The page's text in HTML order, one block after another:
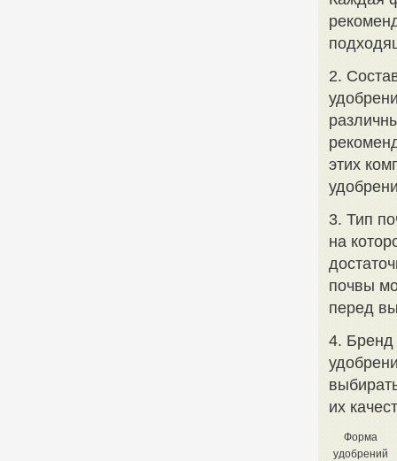
2.
этих
3. Тип
на
почвы
перед
4. Бренд
их
Форма
удобрений